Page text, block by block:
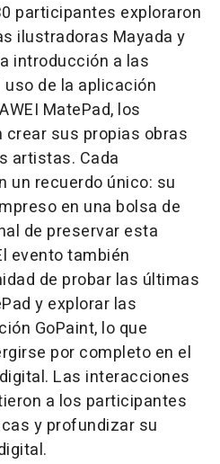
participantes exploraron
ilustradoras Mayada y
introducción a las
de la aplicación
MatePad, los
sus propias obras
artistas. Cada
un recuerdo único: su
en una bolsa de
de preservar esta
evento también
de probar las últimas
y explorar las
GoPaint, lo que
por completo en el
Las interacciones
a los participantes
y profundizar su